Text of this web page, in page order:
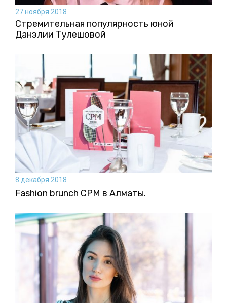
27 ноября 2018
Стремительная популярность юной
Данэлии Тулешовой
8 декабря 2018
Fashion brunch CPM в Алматы.